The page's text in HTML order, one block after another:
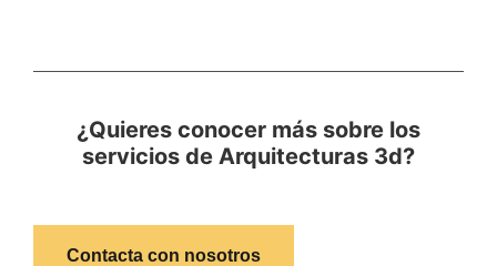
¿Quieres conocer más sobre los
servicios de Arquitecturas 3d?
Contacta con nosotros